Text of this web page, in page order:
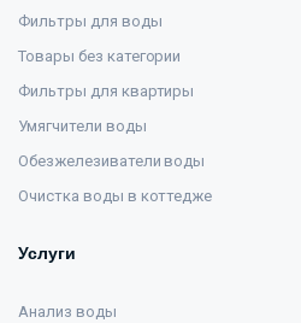
Фильтры для воды
Товары без категории
Фильтры для квартиры
Умягчители воды
Обезжелезиватели воды
Очистка воды в коттедже
Услуги
Анализ воды